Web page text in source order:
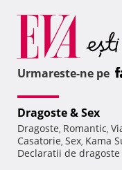
Urmareste-ne pe
Dragoste & Sex
Dragoste, Romantic,
Casatorie, Sex, Kama
Declaratii de dragoste